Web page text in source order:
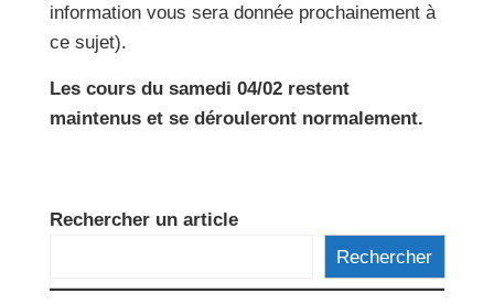
information vous sera donnée prochainement à
ce sujet).
Les cours du samedi 04/02 restent
maintenus et se dérouleront normalement.
Rechercher un article
Rechercher